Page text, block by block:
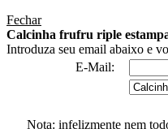
Fechar
Calcinha frufru riple
Introduza seu email abaixo e
E-Mail:
Nota: infelizmente nem